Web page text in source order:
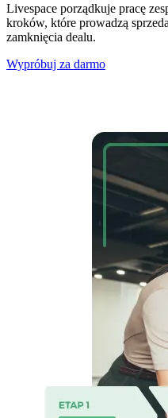
Livespace porządkuje pracę
kroków, które prowadzą
zamknięcia dealu.
Wypróbuj za darmo